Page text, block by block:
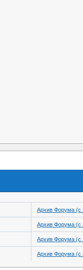
Архив Форума (с
Архив Форума (с
Архив Форума (с
Архив Форума (с